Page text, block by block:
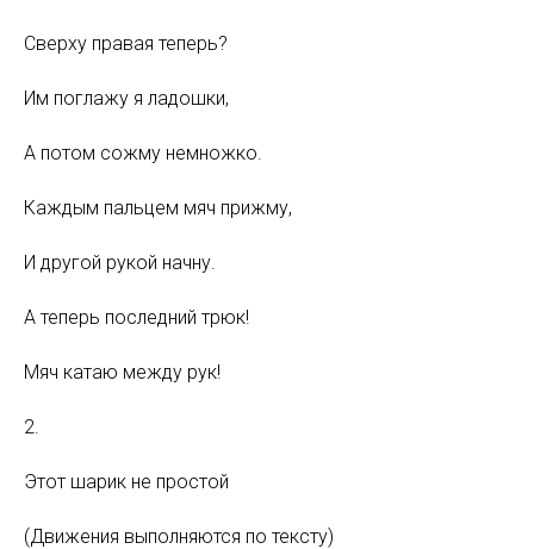
Сверху правая теперь?
Им поглажу я ладошки,
А потом сожму немножко.
Каждым пальцем мяч прижму,
И другой рукой начну.
А теперь последний трюк!
Мяч катаю между рук!
2.
Этот шарик не простой
(Движения выполняются по тексту)